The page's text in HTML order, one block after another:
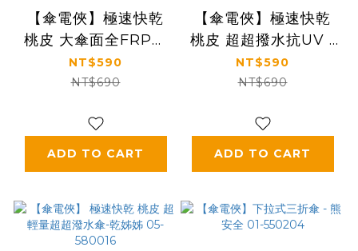
【傘電俠】極速快乾
桃皮 大傘面全FRP耐
風直傘-乾爹 05-
650015
NT$590
NT$690
ADD TO CART
【傘電俠】極速快乾
桃皮 超超撥水抗UV -
五折口袋傘 05-
500015
NT$590
NT$690
ADD TO CART